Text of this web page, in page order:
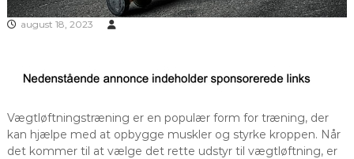
august 18, 2023
Vægtløftningstræning er en populær form for træning, der
kan hjælpe med at opbygge muskler og styrke kroppen. Når
det kommer til at vælge det rette udstyr til vægtløftning, er